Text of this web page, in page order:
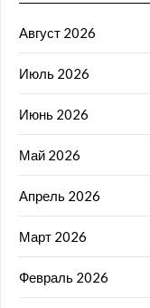
Август 2026
Июль 2026
Июнь 2026
Май 2026
Апрель 2026
Март 2026
Февраль 2026